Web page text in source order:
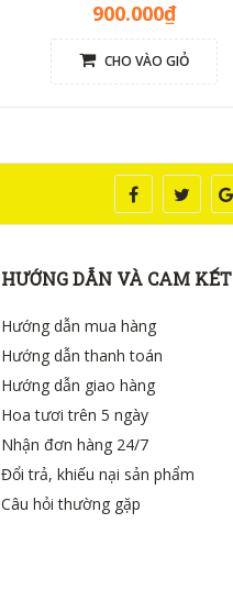
900.000₫
CHO VÀO GIỎ
HƯỚNG DẪN VÀ CAM KẾT
Hướng dẫn mua hàng
Hướng dẫn thanh toán
Hướng dẫn giao hàng
Hoa tươi trên 5 ngày
Nhận đơn hàng 24/7
Đổi trả, khiếu nại sản phẩm
Câu hỏi thường gặp